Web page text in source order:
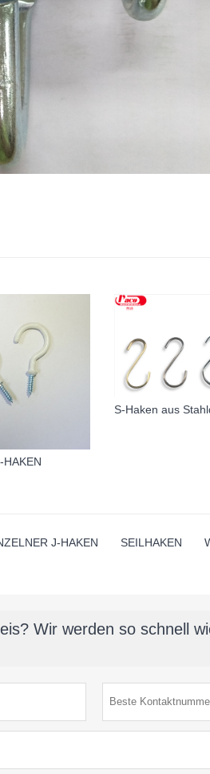
HAKEN
S-Haken aus
J-HAKEN SEILHAKEN
Wir werden so schnell